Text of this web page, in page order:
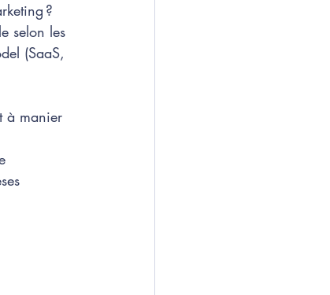
?
selon les
(SaaS,
à manier